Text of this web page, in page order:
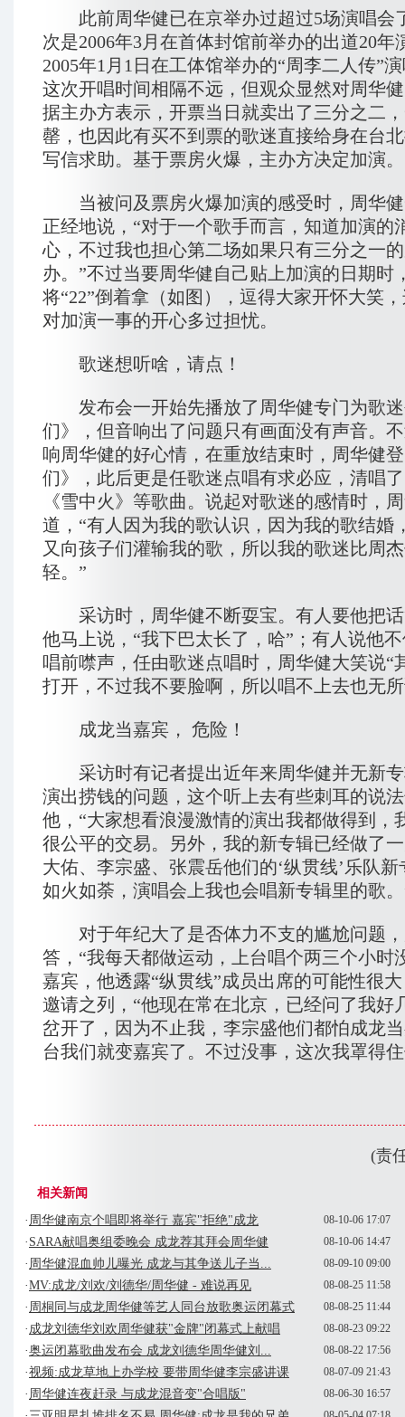
此前周华健已在京举办过超过5场演唱会
次是2006年3月在首体封馆前举办的出道20年
2005年1月1日在工体馆举办的“周李二人传”
这次开唱时间相隔不远，但观众显然对周华
据主办方表示，开票当日就卖出了三分之二
罄，也因此有买不到票的歌迷直接给身在台
写信求助。基于票房火爆，主办方决定加演。
当被问及票房火爆加演的感受时，周华健
正经地说，“对于一个歌手而言，知道加演的
心，不过我也担心第二场如果只有三分之一
办。”不过当要周华健自己贴上加演的日期时
将“22”倒着拿（如图），逗得大家开怀大笑
对加演一事的开心多过担忧。
歌迷想听啥，请点！
发布会一开始先播放了周华健专门为歌迷
们》，但音响出了问题只有画面没有声音。
响周华健的好心情，在重放结束时，周华健
们》，此后更是任歌迷点唱有求必应，清唱
《雪中火》等歌曲。说起对歌迷的感情时，
道，“有人因为我的歌认识，因为我的歌结婚
又向孩子们灌输我的歌，所以我的歌迷比周
轻。”
采访时，周华健不断耍宝。有人要他把话
他马上说，“我下巴太长了，哈”；有人说他
唱前噤声，任由歌迷点唱时，周华健大笑说“
打开，不过我不要脸啊，所以唱不上去也无
成龙当嘉宾， 危险！
采访时有记者提出近年来周华健并无新专
演出捞钱的问题，这个听上去有些刺耳的说
他，“大家想看浪漫激情的演出我都做得到，
很公平的交易。另外，我的新专辑已经做了
大佑、李宗盛、张震岳他们的‘纵贯线’乐队
如火如荼，演唱会上我也会唱新专辑里的歌
对于年纪大了是否体力不支的尴尬问题，
答，“我每天都做运动，上台唱个两三个小时
嘉宾，他透露“纵贯线”成员出席的可能性很
邀请之列，“他现在常在北京，已经问了我好
岔开了，因为不止我，李宗盛他们都怕成龙
台我们就变嘉宾了。不过没事，这次我罩得
(责
相关新闻
08-10-06 17:07
· 周华健南京个唱即将举行 嘉宾"拒绝"成龙
08-10-06 14:47
·SARA献唱奥组委晚会 成龙荐其拜会周华健
08-09-10 09:00
· 周华健混血帅儿曝光 成龙与其争送儿子当...
08-08-25 11:58
·MV:成龙/刘欢/刘德华/周华健 - 难说再见
08-08-25 11:44
· 周桐同与成龙周华健等艺人同台放歌奥运闭幕式
08-08-23 09:22
·成龙刘德华刘欢周华健获"金牌"闭幕式上献唱
08-08-22 17:56
·奥运闭幕歌曲发布会 成龙刘德华周华健刘...
08-07-09 21:43
·视频:成龙草地上办学校 要带周华健李宗盛讲课
08-06-30 16:57
· 周华健连夜赶录 与成龙混音变"合唱版"